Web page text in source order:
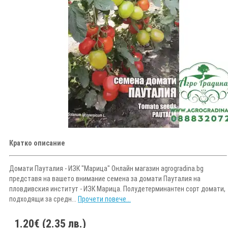
Кратко описание
Домати Пауталия - ИЗК "Марица" Онлайн магазин agrogradina.bg
представя на вашето внимание семена за домати Пауталия на
пловдивския институт - ИЗК Марица. Полудетерминантен сорт домати,
подходящи за средн... Прочети повече...
1.20€ (2.35 лв.)